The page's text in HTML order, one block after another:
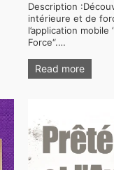
Description
intérieure et de
l’application
Force“.…
Read more